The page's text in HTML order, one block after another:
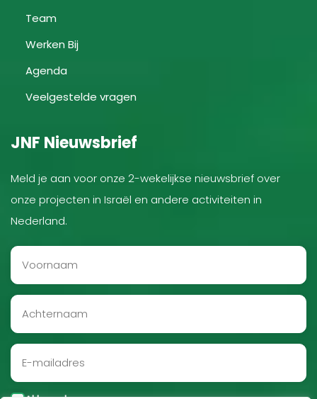
Team
Werken Bij
Agenda
Veelgestelde vragen
JNF Nieuwsbrief
Meld je aan voor onze 2-wekelijkse nieuwsbrief over
onze projecten in Israël en andere activiteiten in
Nederland.